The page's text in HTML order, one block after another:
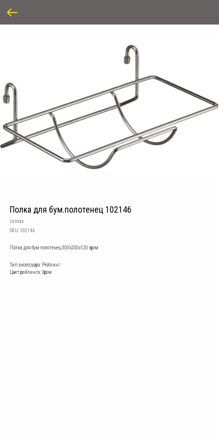
Полка для бум.полотенец 102146
Lemax
SKU:102146
Полка для бум.полотенец 300х200х120 хром
Тип аксессуара: Рейлинг
Цвет рейлинга: Хром